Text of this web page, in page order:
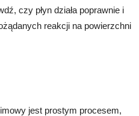
czy płyn działa poprawnie i
reakcji na powierzchni
jest prostym procesem,